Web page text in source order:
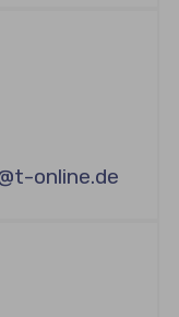
online.de